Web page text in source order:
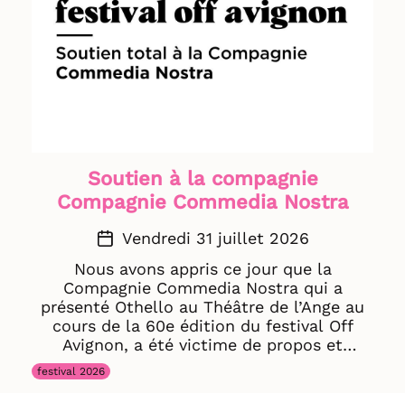
Soutien à la compagnie
Compagnie Commedia Nostra
Vendredi 31 juillet 2026
Nous avons appris ce jour que la
Compagnie Commedia Nostra qui a
présenté Othello au Théâtre de l’Ange au
cours de la 60e édition du festival Off
Avignon, a été victime de propos et
d’insultes à caractère raciste. Nous
condamnons avec la plus grande fermeté
festival 2026